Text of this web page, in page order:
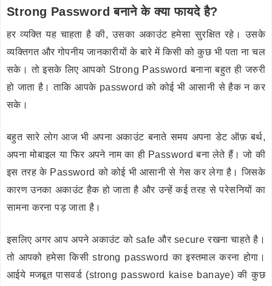
Strong Password बनाने के क्या फायदे है?
हर व्यक्ति यह चाहता है की, उसका अकाउंट हमेसा सुरक्षित रहे। उसके
व्यक्तिगत और गोपनीय जानकारीयों के बारे में किसी को कुछ भी पता ना चल
सके। तो इसके लिए आपको Strong Password बनाना बहुत ही जरुरी
हो जाता है। ताकि आपके password को कोई भी आसानी से हैक न कर
सके।
बहुत सारे लोग आज भी अपना अकाउंट बनाते समय अपना डेट ऑफ़ बर्थ,
अपना मोबाइल या फिर अपने नाम का ही Password बना लेते हैं। जो की
इस तरह के Password को कोई भी आसानी से गेस कर लेगा है। जिसके
कारण उनका अकाउंट हैक हो जाता है और उन्हें कई तरह से परेसनियों का
सामना करना पड़ जाता है।
इसलिए अगर आप अपने अकाउंट को safe और secure रखना चाहते है।
तो आपको हमेसा किसी strong password का इस्तमाल करना होगा।
आईये मजबूत पासवर्ड (strong password kaise banaye) की कुछ